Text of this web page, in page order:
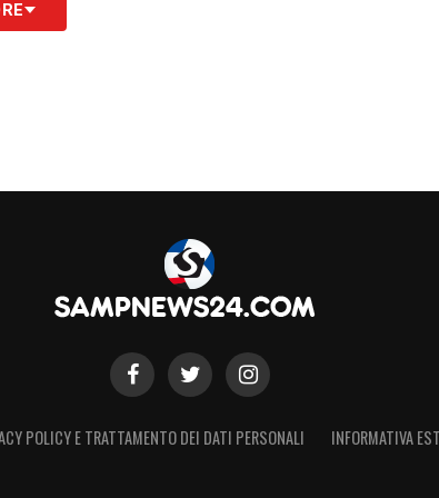
POLICY E TRATTAMENTO DEI DATI PERSONALI INFORMATIVA